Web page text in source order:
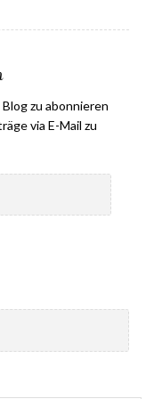
zu abonnieren
via E-Mail zu